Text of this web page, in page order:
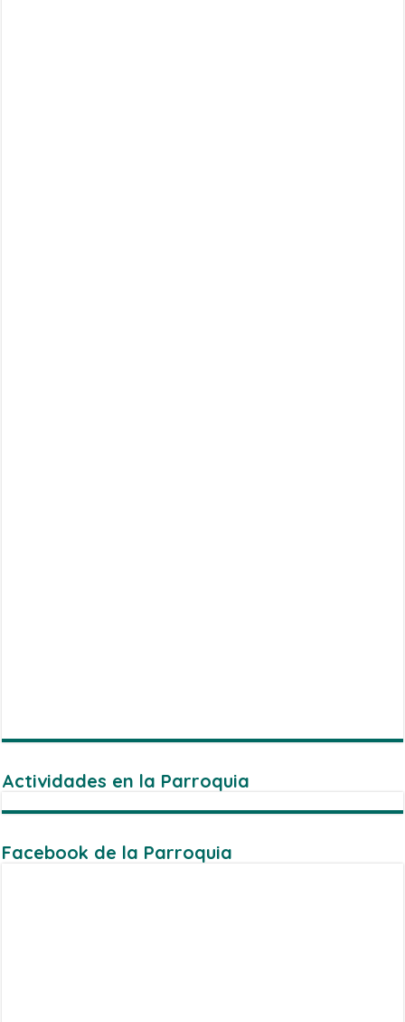
Actividades en la Parroquia
Facebook de la Parroquia